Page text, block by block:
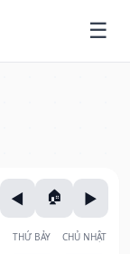
THỨ BẢY CHỦ NHẬT